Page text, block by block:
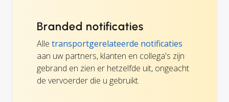
Branded notificaties
Alle transportgerelateerde notificaties
aan uw partners, klanten en collega's zijn
gebrand en zien er hetzelfde uit, ongeacht
de vervoerder die u gebruikt.